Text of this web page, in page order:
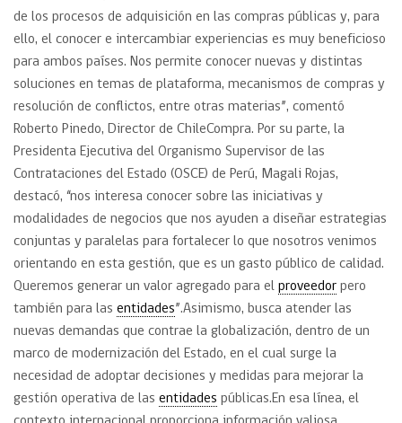
de los procesos de adquisición en las compras públicas y, para
ello, el conocer e intercambiar experiencias es muy beneficioso
para ambos países. Nos permite conocer nuevas y distintas
soluciones en temas de plataforma, mecanismos de compras y
resolución de conflictos, entre otras materias”, comentó
Roberto Pinedo, Director de ChileCompra. Por su parte, la
Presidenta Ejecutiva del Organismo Supervisor de las
Contrataciones del Estado (OSCE) de Perú, Magali Rojas,
destacó, “nos interesa conocer sobre las iniciativas y
modalidades de negocios que nos ayuden a diseñar estrategias
conjuntas y paralelas para fortalecer lo que nosotros venimos
orientando en esta gestión, que es un gasto público de calidad.
Queremos generar un valor agregado para el proveedor pero
también para las entidades”.Asimismo, busca atender las
nuevas demandas que contrae la globalización, dentro de un
marco de modernización del Estado, en el cual surge la
necesidad de adoptar decisiones y medidas para mejorar la
gestión operativa de las entidades públicas.En esa línea, el